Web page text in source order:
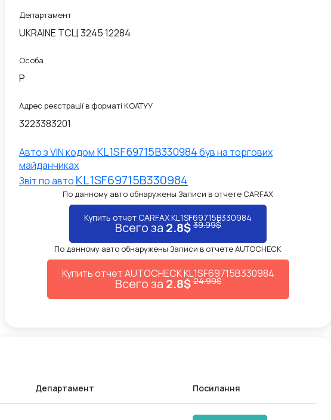
Департамент
UKRAINE ТСЦ 3245 12284
Особа
P
Адрес реєстрації в форматі КОАТУУ
3223383201
Авто з VIN кодом KL1SF69715B330984був на торгових
майданчиках
Звiт по авто KL1SF69715B330984
По данному авто обнаружены Записи в отчете CARFAX
Купить отчет CARFAX KL1SF69715B330984
Всего за 2.8$39.99$
По данному авто обнаружены Записи в отчете AUTOCHECK
Купить отчет AUTOCHECK KL1SF69715B330984
Всего за 2.8$24.99$
Департамент Посилання